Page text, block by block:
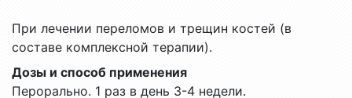
При лечении переломов и трещин костей (в
составе комплексной терапии).
Дозы и способ применения
Перорально. 1 раз в день 3-4 недели.